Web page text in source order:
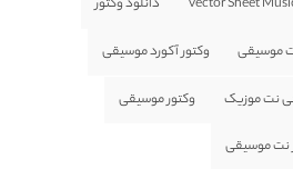
vector Sheet دانلود وکتور
موسیقی وکتور آکورد موسیقی
نت موزیک وکتور موسیقی
نت موسیقی